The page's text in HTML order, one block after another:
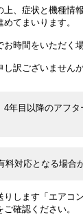
上、症状と機種情
てまいります。
時間をいただく
訳ございません
4年目以降のアフ
対応となる場合
します「エアコ
確認ください。